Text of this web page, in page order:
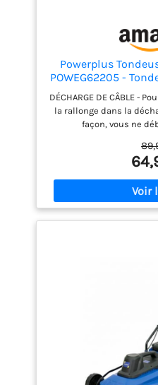
Powerplus
POWEG62205 -
W, 320 mm Ø, avec
DÉCHARGE DE CÂBLE -
la rallonge dans la
façon, vous ne
DE COUPE AJUSTABLE -
réglée sur 3 positions
vous permet de
laisser un peu plus
ADAPTÉE À LA TAILLE DE
Powerplus a une
permet de tondre les
collectée dans le sac de
cette tondeuse à
parfaitement sans le
l'herbe coupée est
RANGER ET À
cette tondeuse à gazon
W) est idéale pour les
également facile à